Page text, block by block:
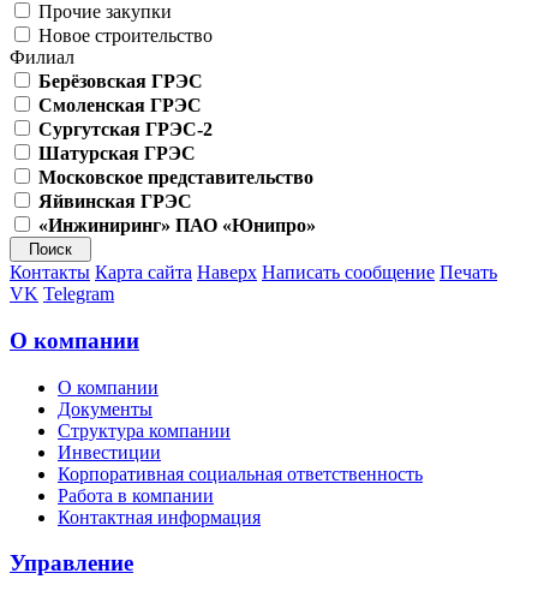
Прочие закупки
Новое строительство
Филиал
Берёзовская ГРЭС
Смоленская ГРЭС
Сургутская ГРЭС-2
Шатурская ГРЭС
Московское представительство
Яйвинская ГРЭС
«Инжиниринг» ПАО «Юнипро»
Контакты Карта сайта Наверх Написать сообщение Печать
VK Telegram
О компании
О компании
Документы
Структура компании
Инвестиции
Корпоративная социальная ответственность
Работа в компании
Контактная информация
Управление